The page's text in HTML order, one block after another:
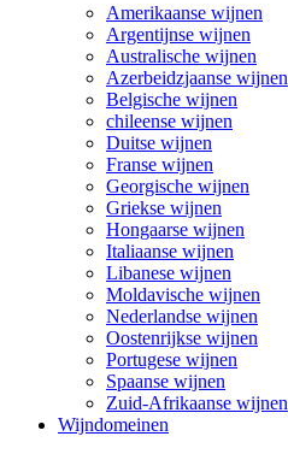
Amerikaanse wijnen
Argentijnse wijnen
Australische wijnen
Azerbeidzjaanse wijnen
Belgische wijnen
chileense wijnen
Duitse wijnen
Franse wijnen
Georgische wijnen
Griekse wijnen
Hongaarse wijnen
Italiaanse wijnen
Libanese wijnen
Moldavische wijnen
Nederlandse wijnen
Oostenrijkse wijnen
Portugese wijnen
Spaanse wijnen
Zuid-Afrikaanse wijnen
Wijndomeinen